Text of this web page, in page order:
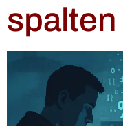
spalten